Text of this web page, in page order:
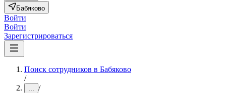
Бабяково
Войти
Войти
Зарегистрироваться
Поиск сотрудников в Бабяково
/
... /